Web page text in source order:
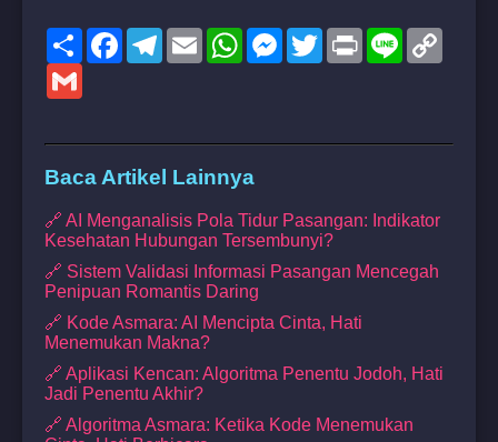
ShareFacebookTelegram
EmailWhatsAppMessenger
TwitterPrint Line
Baca Artikel Lainnya
🔗 AI Menganalisis Pola Tidur Pasangan: Indikator
Kesehatan Hubungan Tersembunyi?
🔗 Sistem Validasi Informasi Pasangan Mencegah
Penipuan Romantis Daring
🔗 Kode Asmara: AI Mencipta Cinta, Hati
Menemukan Makna?
🔗 Aplikasi Kencan: Algoritma Penentu Jodoh, Hati
Jadi Penentu Akhir?
🔗 Algoritma Asmara: Ketika Kode Menemukan